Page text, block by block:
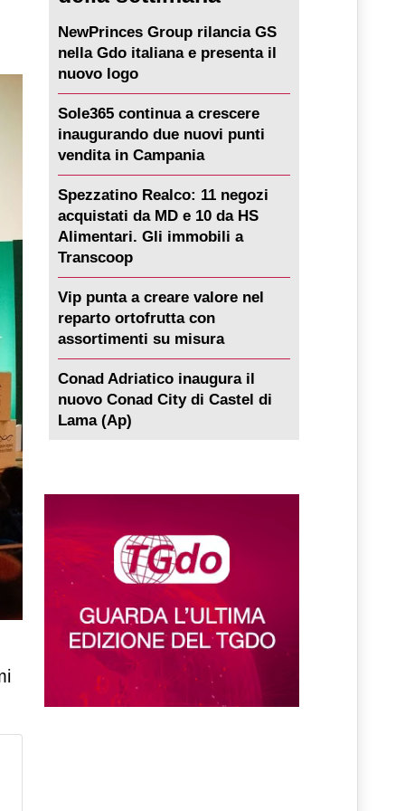
NewPrinces Group rilancia GS
nella Gdo italiana e presenta il
nuovo logo
Sole365 continua a crescere
inaugurando due nuovi punti
vendita in Campania
Spezzatino Realco: 11 negozi
acquistati da MD e 10 da HS
Alimentari. Gli immobili a
Transcoop
Vip punta a creare valore nel
reparto ortofrutta con
assortimenti su misura
Conad Adriatico inaugura il
nuovo Conad City di Castel di
Lama (Ap)